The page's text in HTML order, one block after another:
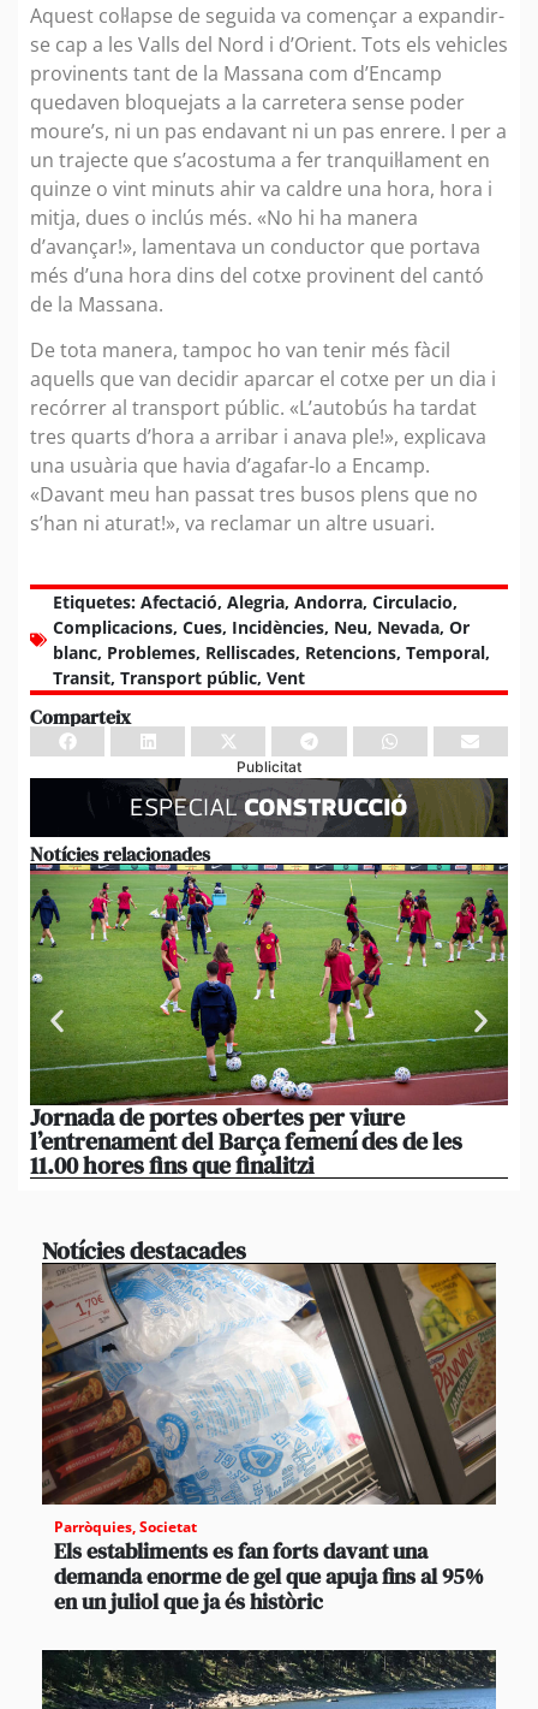
Aquest col·lapse de seguida va començar a expandir-
se cap a les Valls del Nord i d’Orient. Tots els vehicles
provinents tant de la Massana com d’Encamp
quedaven bloquejats a la carretera sense poder
moure’s, ni un pas endavant ni un pas enrere. I per a
un trajecte que s’acostuma a fer tranquil·lament en
quinze o vint minuts ahir va caldre una hora, hora i
mitja, dues o inclús més. «No hi ha manera
d’avançar!», lamentava un conductor que portava
més d’una hora dins del cotxe provinent del cantó
de la Massana.
De tota manera, tampoc ho van tenir més fàcil
aquells que van decidir aparcar el cotxe per un dia i
recórrer al transport públic. «L’autobús ha tardat
tres quarts d’hora a arribar i anava ple!», explicava
una usuària que havia d’agafar-lo a Encamp.
«Davant meu han passat tres busos plens que no
s’han ni aturat!», va reclamar un altre usuari.
Etiquetes: Afectació, Alegria, Andorra, Circulacio,
Complicacions, Cues, Incidències, Neu, Nevada, Or
blanc, Problemes, Relliscades, Retencions, Temporal,
Transit, Transport públic, Vent
Comparteix
Publicitat
Notícies relacionades
Jornada de portes obertes per viure
l’entrenament del Barça femení des de les
11.00 hores fins que finalitzi
Notícies destacades
Parròquies,Societat
Els establiments es fan forts davant una
demanda enorme de gel que apuja fins al 95%
en un juliol que ja és històric